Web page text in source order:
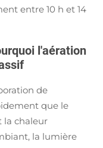
entre 10 h et 14
l'aération
de
que le
la chaleur
la lumière